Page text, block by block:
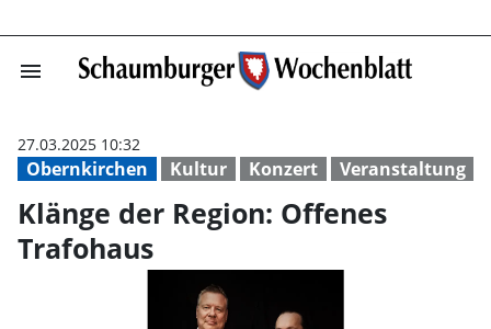
menu Klänge der
Obernkirchen Kultur Konzert Veranstaltung
27.03.2025 10:32
Klänge der Region: Offenes
Trafohaus